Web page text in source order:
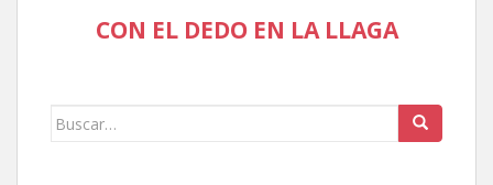
CON EL DEDO EN LA LLAGA
Buscar: